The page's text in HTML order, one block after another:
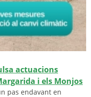
actuacions
i els Monjos
pas endavant en